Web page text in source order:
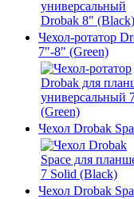
Чехол-ротатор
7"-8" (Green)
Чехол Drobak
Чехол Drobak